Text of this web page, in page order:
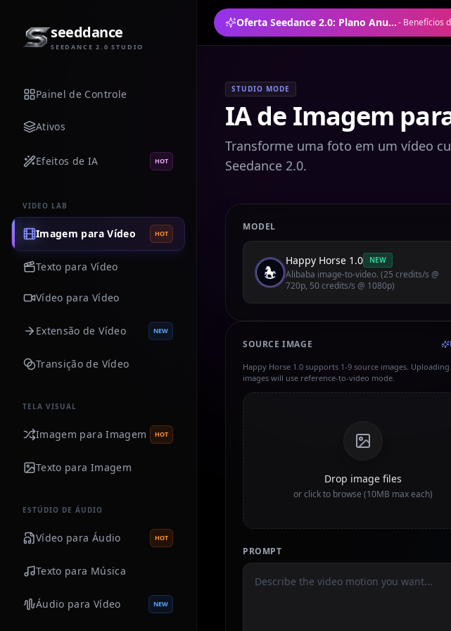
Oferta Seedance 2.0: Plano Anual com 50% de Desconto- Benefícios
seeddance
SEEDANCE 2.0 STUDIO
Painel de Controle
Ativos
Efeitos de IA HOT
VIDEO LAB
Imagem para Vídeo HOT
Texto para Vídeo
Vídeo para Vídeo
Extensão de Vídeo NEW
Transição de Vídeo
TELA VISUAL
Imagem para Imagem HOT
Texto para Imagem
ESTÚDIO DE ÁUDIO
Vídeo para Áudio HOT
Texto para Música
Áudio para Vídeo NEW
STUDIO MODE
IA de Imagem
Transforme uma foto em um vídeo
Seedance 2.0.
MODEL
Happy Horse 1.0 NEW
Alibaba image-to-video. (25 credits/s @
720p, 50 credits/s @ 1080p)
SOURCE IMAGE
Happy Horse 1.0 supports 1-9 source images. Uploading
images will use reference-to-video mode.
Drop image files
or click to browse (10MB max each)
PROMPT